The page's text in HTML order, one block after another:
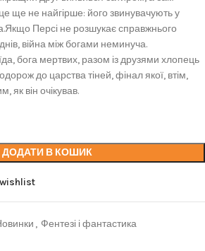
ще не найгірше: його звинувачують у
Персі не розшукає справжнього
війна між богами неминуча.
бога мертвих, разом із друзями хлопець
до царства тіней, фінал якої, втім,
як він очікував.
ДОДАТИ В КОШИК
, Фентезі і фантастика